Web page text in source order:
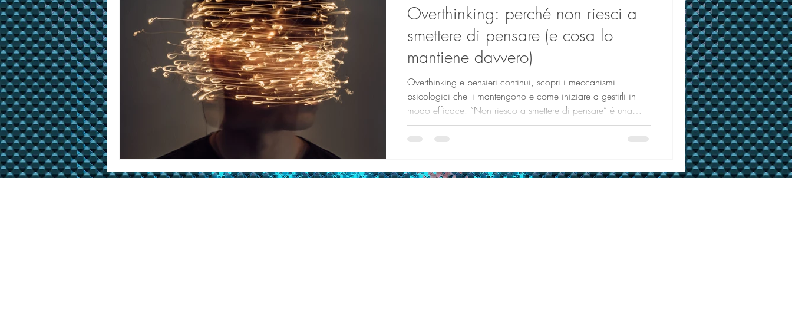
Overthinking: perché non riesci a
smettere di pensare (e cosa lo
mantiene davvero)
Overthinking e pensieri continui, scopri i meccanismi
psicologici che li mantengono e come iniziare a gestirli in
modo efficace. “Non riesco a smettere di pensare” è una
delle frasi più frequenti in ambito clinico. Chi vive
l’overthinking spesso non percepisce il pensiero come una
ma di un processo mentale che perde la sua funzione e